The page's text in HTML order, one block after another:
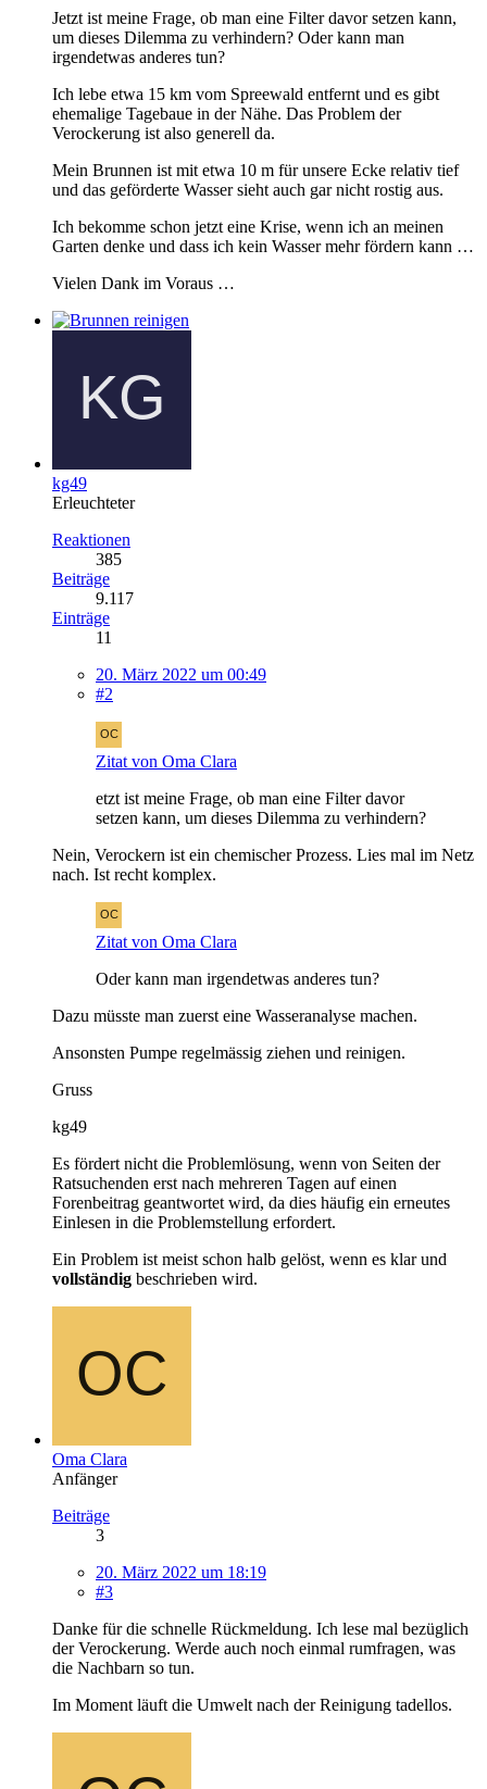
Jetzt ist meine Frage, ob man eine Filter davor setzen kann,
um dieses Dilemma zu verhindern? Oder kann man
irgendetwas anderes tun?
Ich lebe etwa 15 km vom Spreewald entfernt und es gibt
ehemalige Tagebaue in der Nähe. Das Problem der
Verockerung ist also generell da.
Mein Brunnen ist mit etwa 10 m für unsere Ecke relativ tief
und das geförderte Wasser sieht auch gar nicht rostig aus.
Ich bekomme schon jetzt eine Krise, wenn ich an meinen
Garten denke und dass ich kein Wasser mehr fördern kann …
Vielen Dank im Voraus …
kg49
Erleuchteter
Reaktionen
385
Beiträge
9.117
Einträge
11
20. März 2022 um 00:49
#2
Zitat von Oma Clara
etzt ist meine Frage, ob man eine Filter davor
setzen kann, um dieses Dilemma zu verhindern?
Nein, Verockern ist ein chemischer Prozess. Lies mal im Netz
nach. Ist recht komplex.
Zitat von Oma Clara
Oder kann man irgendetwas anderes tun?
Dazu müsste man zuerst eine Wasseranalyse machen.
Ansonsten Pumpe regelmässig ziehen und reinigen.
Gruss
kg49
Es fördert nicht die Problemlösung, wenn von Seiten der
Ratsuchenden erst nach mehreren Tagen auf einen
Forenbeitrag geantwortet wird, da dies häufig ein erneutes
Einlesen in die Problemstellung erfordert.
Ein Problem ist meist schon halb gelöst, wenn es klar und
vollständig beschrieben wird.
Oma Clara
Anfänger
Beiträge
3
20. März 2022 um 18:19
#3
Danke für die schnelle Rückmeldung. Ich lese mal bezüglich
der Verockerung. Werde auch noch einmal rumfragen, was
die Nachbarn so tun.
Im Moment läuft die Umwelt nach der Reinigung tadellos.